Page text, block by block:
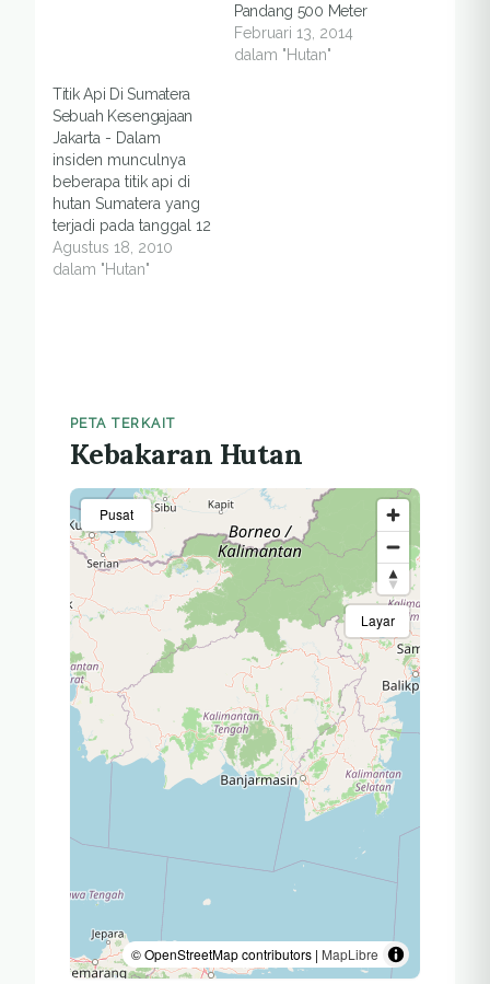
Pandang 500 Meter
Februari 13, 2014
dalam "Hutan"
Titik Api Di Sumatera
Sebuah Kesengajaan
Jakarta - Dalam
insiden munculnya
beberapa titik api di
hutan Sumatera yang
terjadi pada tanggal 12
Agustus yang lalu,
Kepala Departemen
kesengajaan.“Jadi kami
sudah melakukan
penelitian sudah sejak
lama, yakni telah tiga
dekade. Sampai saat
ini sudah 26…
Agustus 18, 2010
dalam "Hutan"
PETA TERKAIT
Kebakaran Hutan
Pusat
Layar
© OpenStreetMap contributors | MapLibre